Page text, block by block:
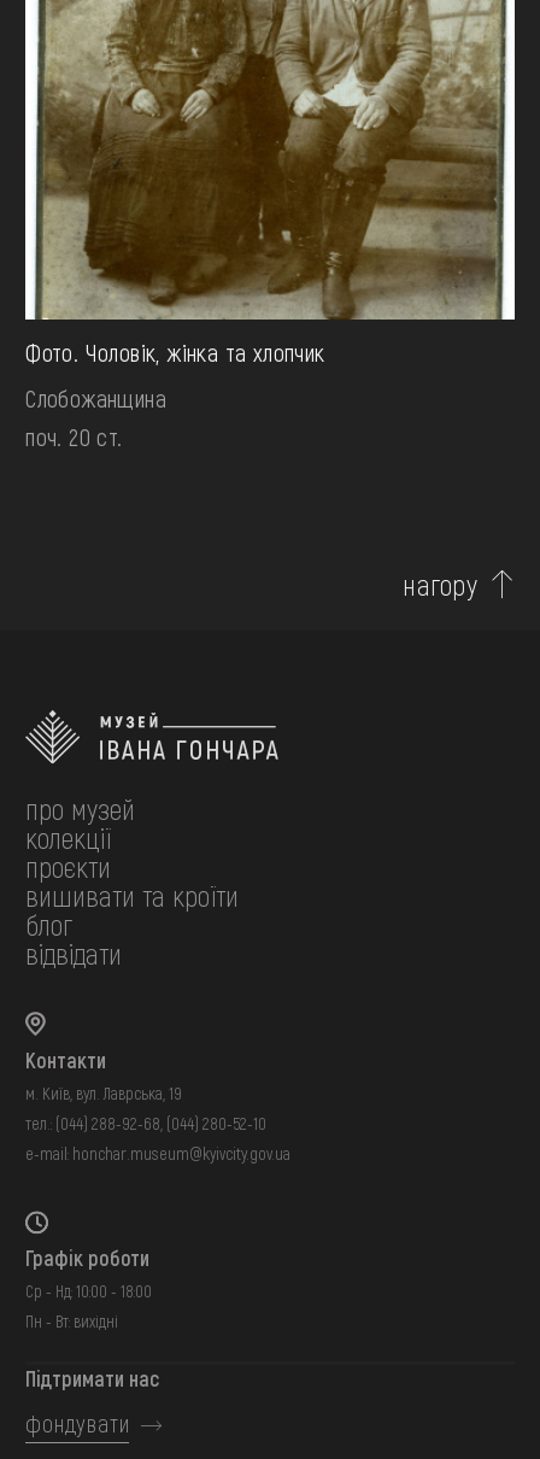
Фото. Чоловік, жінка та хлопчик
Слобожанщина
поч. 20 ст.
нагору
про музей
колекції
проєкти
вишивати та кроїти
блог
відвідати
Контакти
м. Київ, вул. Лаврська, 19
тел.: (044) 288-92-68 (044) 280-52-10
e-mail: honchar.museum@kyivcity.gov.ua
Графік роботи
Ср - Нд: 10:00 - 18:00
Пн - Вт: вихідні
Підтримати нас
фондувати